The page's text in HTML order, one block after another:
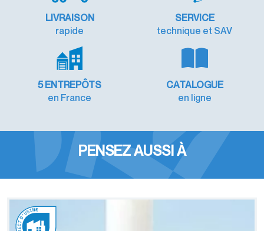
LIVRAISON
rapide
SERVICE
technique et SAV
5 ENTREPÔTS
en France
CATALOGUE
en ligne
PENSEZ AUSSI À